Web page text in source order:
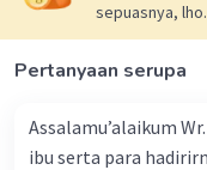
sepuasnya, lho.
Pertanyaan serupa
Assalamu’alaikum
ibu serta para